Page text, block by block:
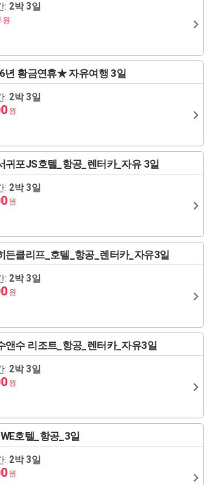
: 2박 3일
원
년 황금연휴★ 자유여행 3일
: 2박 3일
원
귀포JS호텔_항공_렌터카_자유 3일
: 2박 3일
원
든클리프_호텔_항공_렌터카_자유3일
: 2박 3일
원
앤수 리조트_항공_렌터카_자유3일
: 2박 3일
원
호텔_항공_3일
: 2박 3일
원